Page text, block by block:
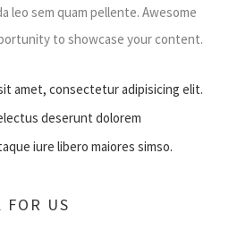
leo sem quam pellente. Awesome
to showcase your content.
amet, consectetur adipisicing elit.
deserunt dolorem
iure libero maiores simso.
FOR US